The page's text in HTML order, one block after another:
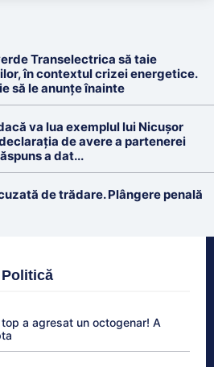
Transelectrica să taie
în contextul crizei energetice.
să le anunțe înainte
va lua exemplul lui Nicușor
de avere a partenerei
a dat...
de trădare. Plângere penală
top a agresat un octogenar! A